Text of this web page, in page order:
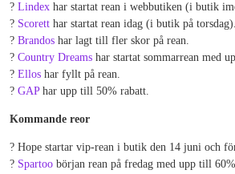
? Lindex har startat rean i webbutiken (i butik
? Scorett har startat rean idag (i butik på torsdag).
? Brandos har lagt till fler skor på rean.
? Country Dreams har startat sommarrean med
? Ellos har fyllt på rean.
? GAPhar upp till 50% rabatt.
Kommande reor
? Hope startar vip-rean i butik den 14 juni och
? Spartoo början rean på fredag med upp till